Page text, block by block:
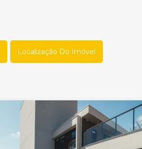
Localização Do Imóvel